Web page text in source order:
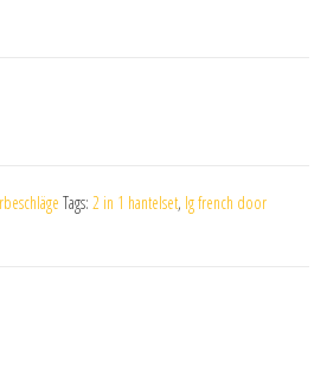
Tags: 2 in 1 hantelset, lg french door